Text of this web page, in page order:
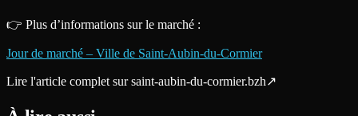
👉 Plus d’informations sur le marché :
Jour de marché – Ville de Saint-Aubin-du-Cormier
Lire l'article complet sur saint-aubin-du-cormier.bzh↗